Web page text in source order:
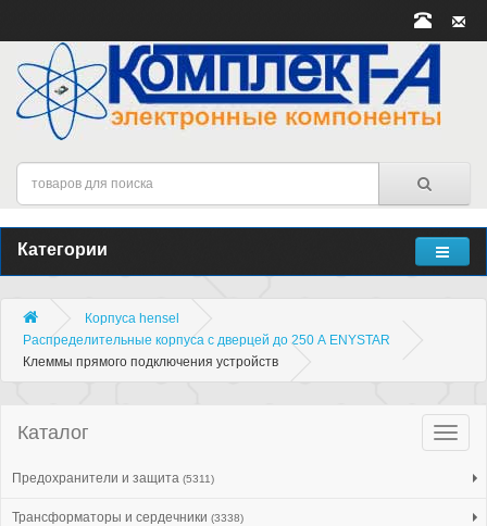
Категории
Корпуса hensel
Распределительные корпуса с дверцей до 250 А ENYSTAR
Клеммы прямого подключения устройств
Каталог
Предохранители и защита (5311)
Трансформаторы и сердечники (3338)